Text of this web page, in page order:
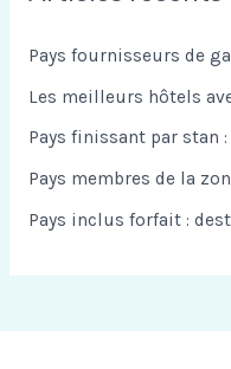
h
e
r
Pays fournisseurs de
Les meilleurs hôtels
Pays finissant par
Pays membres de la
Pays inclus forfait :